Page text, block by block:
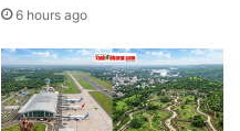
6 hours ago